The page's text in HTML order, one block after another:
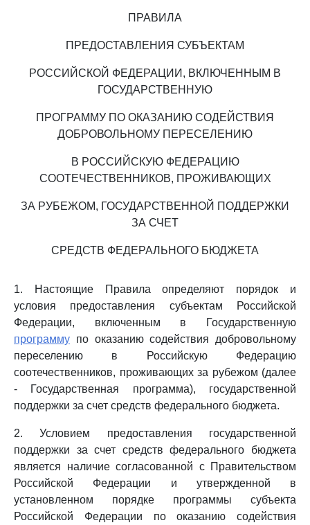
ПРАВИЛА
ПРЕДОСТАВЛЕНИЯ СУБЪЕКТАМ
РОССИЙСКОЙ ФЕДЕРАЦИИ, ВКЛЮЧЕННЫМ В
ГОСУДАРСТВЕННУЮ
ПРОГРАММУ ПО ОКАЗАНИЮ СОДЕЙСТВИЯ
ДОБРОВОЛЬНОМУ ПЕРЕСЕЛЕНИЮ
В РОССИЙСКУЮ ФЕДЕРАЦИЮ
СООТЕЧЕСТВЕННИКОВ, ПРОЖИВАЮЩИХ
ЗА РУБЕЖОМ, ГОСУДАРСТВЕННОЙ ПОДДЕРЖКИ
ЗА СЧЕТ
СРЕДСТВ ФЕДЕРАЛЬНОГО БЮДЖЕТА
1. Настоящие Правила определяют порядок и
условия предоставления субъектам Российской
Федерации, включенным в Государственную
программу по оказанию содействия добровольному
переселению в Российскую Федерацию
соотечественников, проживающих за рубежом (далее
- Государственная программа), государственной
поддержки за счет средств федерального бюджета.
2. Условием предоставления государственной
поддержки за счет средств федерального бюджета
является наличие согласованной с Правительством
Российской Федерации и утвержденной в
установленном порядке программы субъекта
Российской Федерации по оказанию содействия